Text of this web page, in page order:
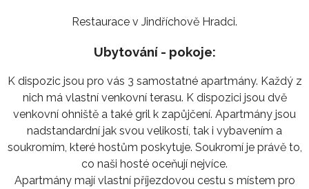
Restaurace v Jindříchově Hradci.
Ubytování - pokoje:
K dispozic jsou pro vás 3 samostatné apartmány. Každý z
nich má vlastní venkovní terasu. K dispozici jsou dvě
venkovní ohniště a také gril k zapůjčení. Apartmány jsou
nadstandardní jak svou velikostí, tak i vybavením a
soukromím, které hostům poskytuje. Soukromí je právě to,
co naši hosté oceňují nejvíce.
Apartmány mají vlastní příjezdovou cestu s místem pro